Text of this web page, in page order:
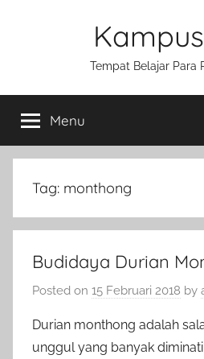
Tempat Belajar Para
Menu
Tag: monthong
Budidaya Durian
Posted on 15 Februari 2018 by
Durian monthong adalah
unggul yang banyak